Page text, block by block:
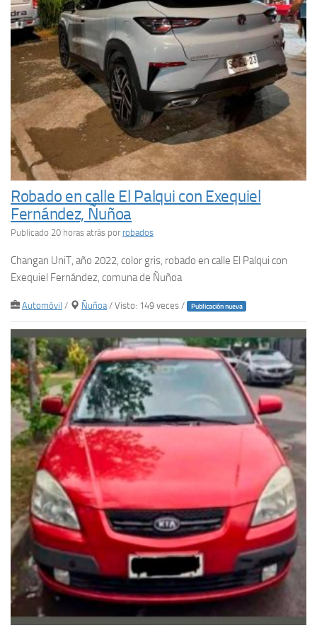
Robado en calle El Palqui con Exequiel
Fernández, Ñuñoa
Publicado 20 horas atrás por robados
Changan UniT, año 2022, color gris, robado en calle El Palqui con
Exequiel Fernández, comuna de Ñuñoa
Automóvil / Ñuñoa / Visto: 149 veces / Publicación nueva